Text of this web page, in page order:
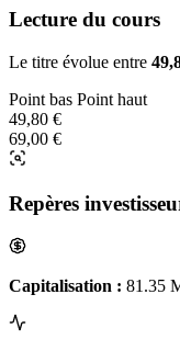
Lecture du cours
Le titre évolue entre
Point bas Point haut
49,80 €
69,00 €
Repères
Capitalisation : 81.35